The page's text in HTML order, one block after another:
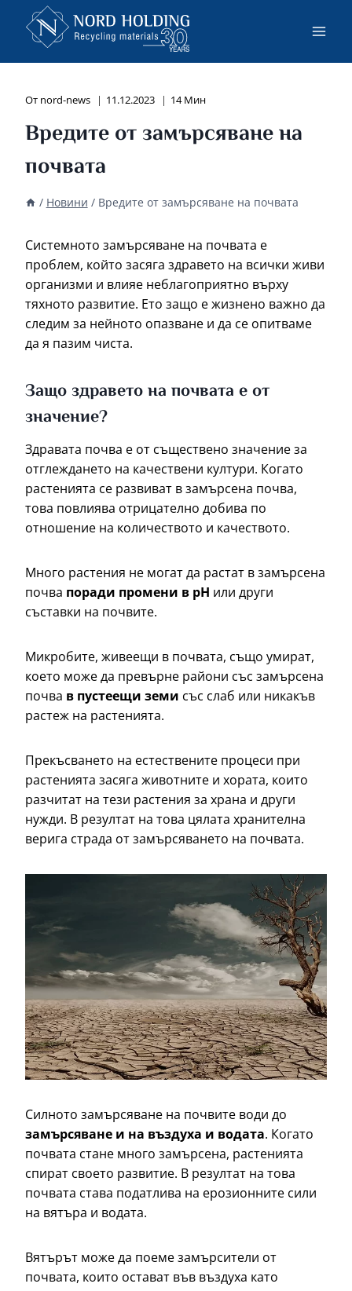
съдържанието
От nord-news 11.12.2023 14 Мин
Вредите от замърсяване на
почвата
/ Новини / Вредите от замърсяване на почвата
Системното замърсяване на почвата е
проблем, който засяга здравето на всички живи
организми и влияе неблагоприятно върху
тяхното развитие. Ето защо е жизнено важно да
следим за нейното опазване и да се опитваме
да я пазим чиста.
Защо здравето на почвата е от
значение?
Здравата почва е от съществено значение за
отглеждането на качествени култури. Когато
растенията се развиват в замърсена почва,
това повлиява отрицателно добива по
отношение на количеството и качеството.
Много растения не могат да растат в замърсена
почва поради промени в pH или други
съставки на почвите.
Микробите, живеещи в почвата, също умират,
което може да превърне райони със замърсена
почва в пустеещи земи със слаб или никакъв
растеж на растенията.
Прекъсването на естествените процеси при
растенията засяга животните и хората, които
разчитат на тези растения за храна и други
нужди. В резултат на това цялата хранителна
верига страда от замърсяването на почвата.
Силното замърсяване на почвите води до
замърсяване и на въздуха и водата. Когато
почвата стане много замърсена, растенията
спират своето развитие. В резултат на това
почвата става податлива на ерозионните сили
на вятъра и водата.
Вятърът може да поеме замърсители от
почвата, които остават във въздуха като